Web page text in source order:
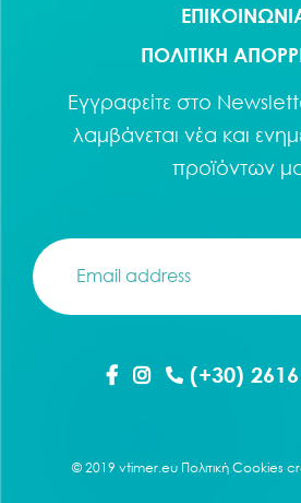
ΠΟΛΙΤΙΚΗ
Εγγραφείτε στο
λαμβάνεται νέα και
προϊόντων
(+30)
© 2019 vtimer.eu Πολιτική Cookies